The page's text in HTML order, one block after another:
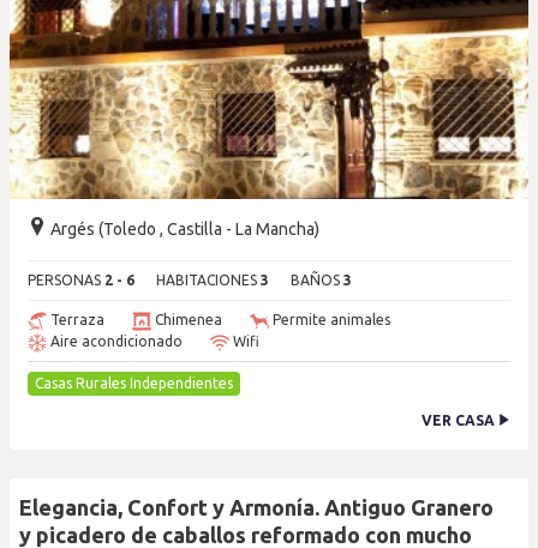
Argés (Toledo , Castilla - La Mancha)
PERSONAS 2 - 6 HABITACIONES 3 BAÑOS 3
Terraza Chimenea
Permite animales
Aire acondicionado
Wifi
Casas Rurales Independientes
VER CASA
Elegancia, Confort y Armonía. Antiguo Granero
y picadero de caballos reformado con mucho